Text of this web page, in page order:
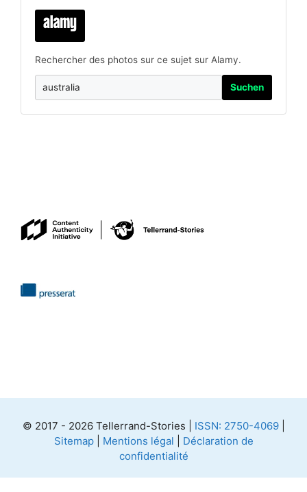
Rechercher des photos sur ce sujet sur Alamy.
Suchen
© 2017 - 2026 Tellerrand-Stories | ISSN: 2750-4069|
Sitemap| Mentions légal
Déclaration de
confidentialité